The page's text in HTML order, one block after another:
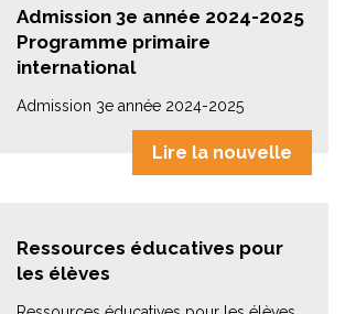
Admission 3e année 2024-2025
Programme primaire
international
Admission 3e année 2024-2025
Lire la nouvelle
Ressources éducatives pour
les élèves